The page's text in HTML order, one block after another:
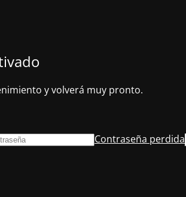
y volverá muy pronto.
Contraseña perdida